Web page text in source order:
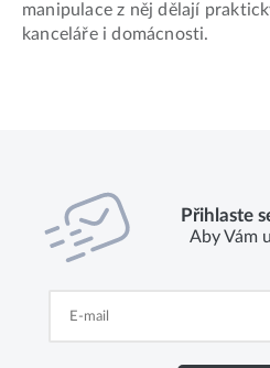
manipulace z něj dělají
kanceláře i domácnosti.
Přihlaste
Aby Vám